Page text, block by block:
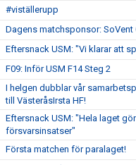
#viställerupp
Dagens matchsponsor: SoVent
Eftersnack USM: "Vi klarar att
F09: Inför USM F14 Steg 2
I helgen dubblar vår
till VästeråsIrsta HF!
Eftersnack USM: "Hela laget
försvarsinsatser"
Första matchen för paralaget!